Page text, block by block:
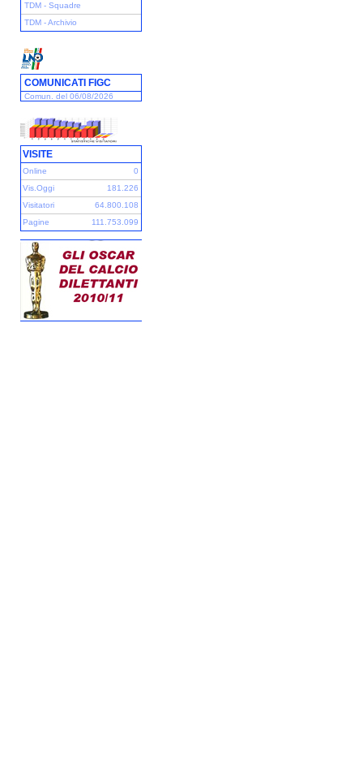
TDM - Squadre
TDM - Archivio
COMUNICATI FIGC
Comun. del 06/08/2026
VISITE
Online
0
Vis.Oggi
181.226
Visitatori
64.800.108
Pagine
111.753.099